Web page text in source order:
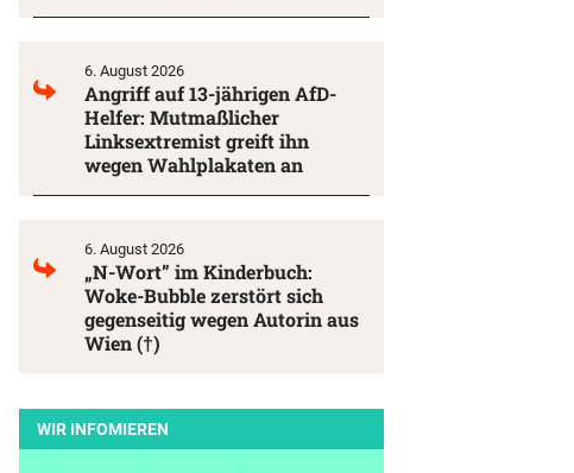
6. August 2026
Angriff auf 13-jährigen AfD-
Helfer: Mutmaßlicher
Linksextremist greift ihn
wegen Wahlplakaten an
6. August 2026
„N-Wort” im Kinderbuch:
Woke-Bubble zerstört sich
gegenseitig wegen Autorin aus
Wien (†)
WIR INFOMIEREN